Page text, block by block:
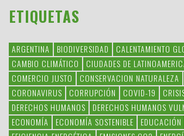
ETIQUETAS
ARGENTINA BIODIVERSIDAD
CALENTAMIENTO
CAMBIO CLIMÁTICO
CIUDADES DE
COMERCIO JUSTO
CONSERVACION NATURALEZA
CORONAVIRUS
CORRUPCIÓN COVID-19
DERECHOS HUMANOS
DERECHOS HUMANOS
ECONOMÍA
ECONOMÍA SOSTENIBLE
EDUCACIÓN